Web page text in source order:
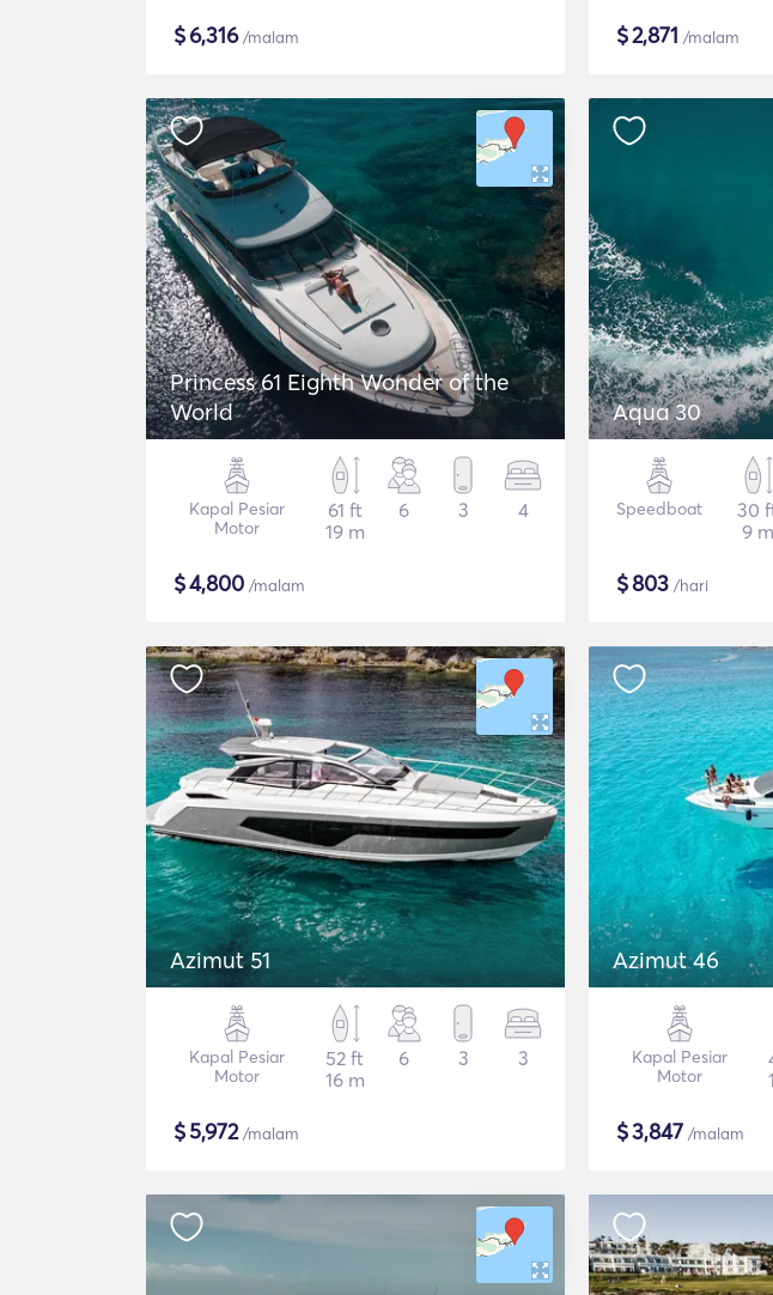
$6,316/malam $2,871 /malam
Princess 61 Eighth Wonder of the
World
Kapal Pesiar
Motor
61 ft
19 m
6 3 4
$4,800 /malam
Aqua 30
Speedboat
30
9 m
$803 /hari
Azimut 51
Kapal Pesiar
Motor
52 ft
16 m
6 3 3
$5,972/malam
Azimut 46
Kapal Pesiar
Motor
$3,847 /malam